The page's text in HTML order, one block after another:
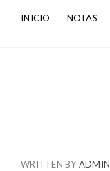
INICIO NOTAS
WRITTEN BY ADMIN